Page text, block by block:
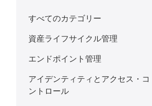
すべてのカテゴリー
資産ライフサイクル管理
エンドポイント管理
アイデンティティとアクセス・コ
ントロール